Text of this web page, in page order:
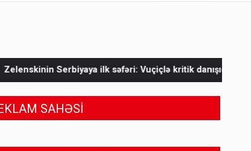
ilk səfəri: Vuçiçlə kritik danışıqlar Mask Ukraynaya
SAHƏSİ